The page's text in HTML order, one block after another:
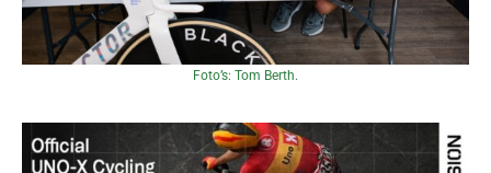
Foto’s: Tom Berth.